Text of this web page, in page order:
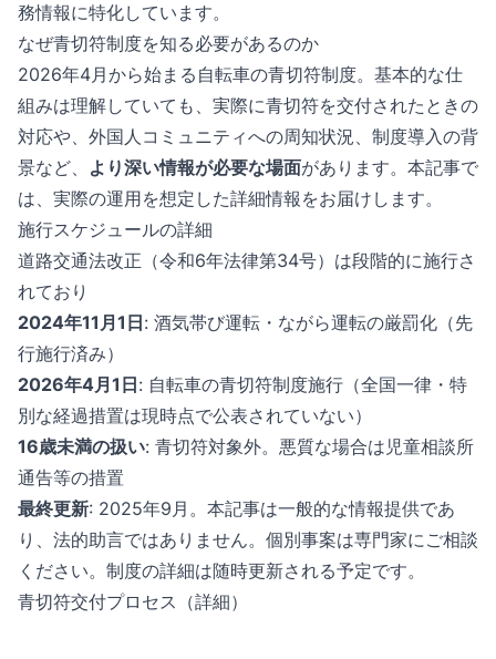
務情報に特化しています。
なぜ青切符制度を知る必要があるのか
2026年4月から始まる自転車の青切符制度。 基本的な仕
組みは理解していても、実際に青切符を交付されたときの
対応や、外国人コミュニティへの周知状況、制度導入の背
景など、 より深い情報が必要な場面があります。本記事で
は、実際の運用を想定した詳細情報をお届けします。
施行スケジュールの詳細
道路交通法改正（令和6年法律第34号）は段階的に施行さ
れており
2024年11月1日: 酒気帯び運転・ながら運転の厳罰化（先
行施行済み）
2026年4月1日: 自転車の青切符制度施行（全国一律・特
別な経過措置は現時点で公表されていない）
16歳未満の扱い: 青切符対象外。悪質な場合は児童相談所
通告等の措置
最終更新: 2025年9月。本記事は一般的な情報提供であ
り、法的助言ではありません。個別事案は専門家にご相談
ください。制度の詳細は随時更新される予定です。
青切符交付プロセス（詳細）